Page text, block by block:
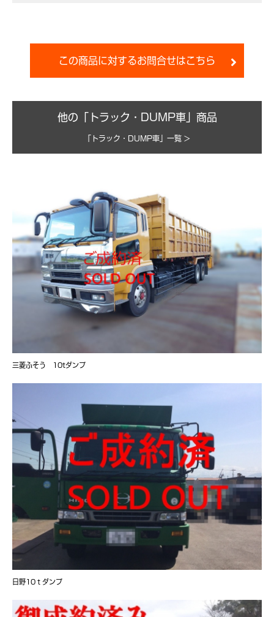
この商品に対するお問合せはこちら
他の「トラック・DUMP車」商品
「トラック・DUMP車」一覧 >
三菱ふそう 10tダンプ
日野10ｔダンプ